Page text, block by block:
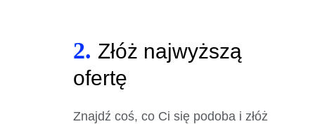
2. Złóż najwyższą
ofertę
Znajdź coś, co Ci się podoba i złóż